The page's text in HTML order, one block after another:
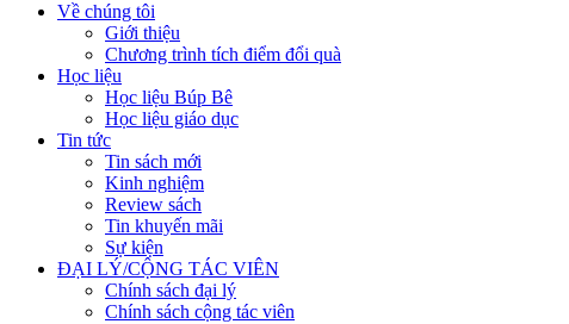
Về chúng tôi
Giới thiệu
Chương trình tích điểm đổi quà
Học liệu
Học liệu Búp Bê
Học liệu giáo dục
Tin tức
Tin sách mới
Kinh nghiệm
Review sách
Tin khuyến mãi
Sự kiện
ĐẠI LÝ/CỘNG TÁC VIÊN
Chính sách đại lý
Chính sách cộng tác viên